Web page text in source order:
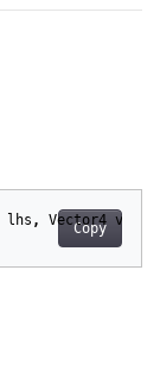
Copy
lhs , Vector4 v